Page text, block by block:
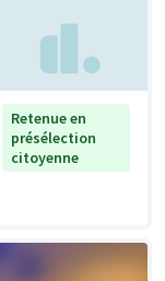
Retenue en
présélection
citoyenne